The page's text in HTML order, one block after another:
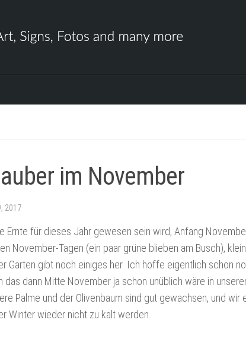
im November
2017
Ernte für dieses Jahr gewesen sein wird, Anfang
November-Tagen (ein paar grüne blieben am Busch),
Garten gibt noch einiges her. Ich hoffe eigentlich schon
das dann Mitte November ja schon unüblich wäre in
Palme und der Olivenbaum sind gut gewachsen, und wir
Winter wieder nicht zu kalt werden.